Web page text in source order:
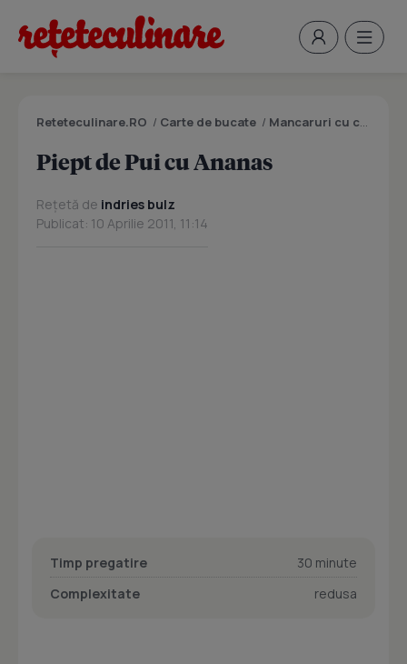
Reteteculinare.RO / Carte de bucate / Mancaruri cu carne
Piept de Pui cu Ananas
Rețetă de indries bulz
Publicat: 10 Aprilie 2011, 11:14
Timp pregatire
30 minute
Complexitate
redusa